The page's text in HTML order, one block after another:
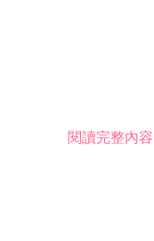
閱讀完整內容